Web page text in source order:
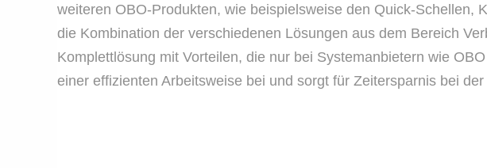
weiteren OBO-Produkten, wie beispielsweise den Quick-Schellen,
die Kombination der verschiedenen Lösungen aus dem Bereich
Komplettlösung mit Vorteilen, die nur bei Systemanbietern wie
einer effizienten Arbeitsweise bei und sorgt für Zeitersparnis bei